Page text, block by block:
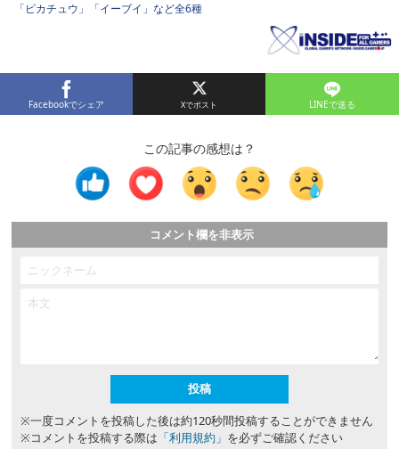
「ピカチュウ」「イーブイ」など全6種
Facebookでシェア LINEで送る
この記事の感想は？
コメント欄を非表示
※一度コメントを投稿した後は約120秒間投稿することができません
※コメントを投稿する際は 「利用規約」 を必ずご確認ください